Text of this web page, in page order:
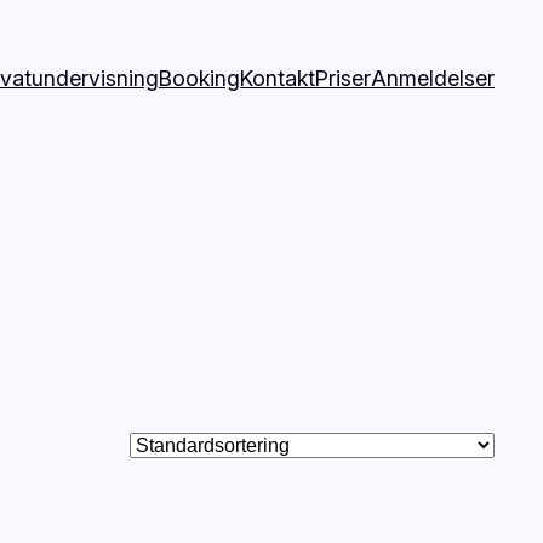
BookingKontaktPriserAnmeldelser